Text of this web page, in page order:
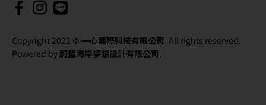
Copyright 2022 © 一心國際科技有限公司. All rights reserved.
Powered by 蔚藍海岸夢想設計有限公司.